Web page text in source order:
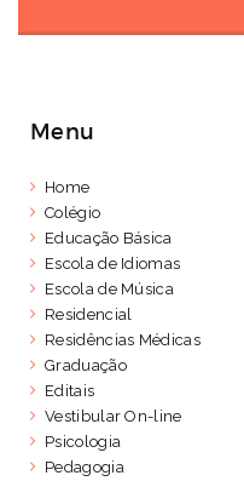
Menu
Home
Colégio
Educação Básica
Escola de Idiomas
Escola de Música
Residencial
Residências Médicas
Graduação
Editais
Vestibular On-line
Psicologia
Pedagogia